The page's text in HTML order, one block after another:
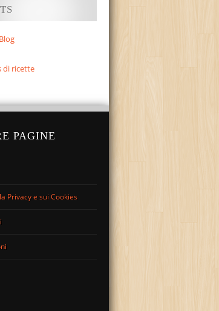
PAGINE
Privacy e sui Cookies